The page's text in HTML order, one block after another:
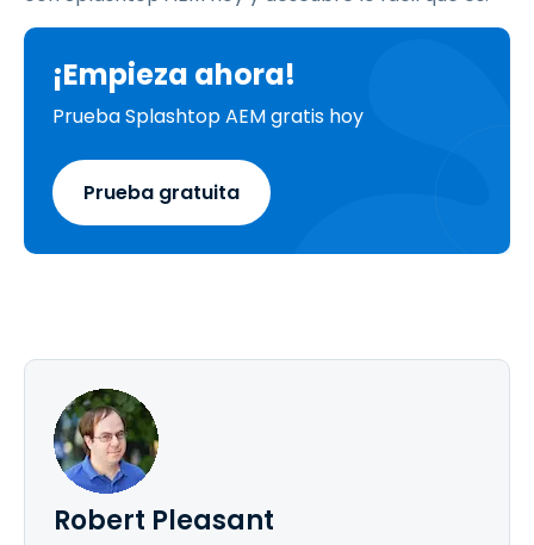
¡Empieza ahora!
Prueba Splashtop AEM gratis hoy
Prueba gratuita
Robert Pleasant